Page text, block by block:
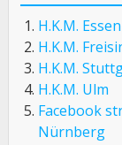
H.K.M. Essen
H.K.M.
H.K.M.
H.K.M. Ulm
Facebook
Nürnberg